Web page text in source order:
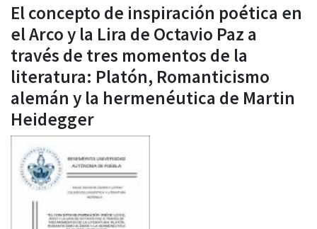
El concepto de inspiración poética en
el Arco y la Lira de Octavio Paz a
través de tres momentos de la
literatura: Platón, Romanticismo
alemán y la hermenéutica de Martin
Heidegger